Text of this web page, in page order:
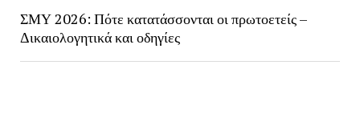
ΣΜΥ 2026: Πότε κατατάσσονται οι πρωτοετείς –
Δικαιολογητικά και οδηγίες